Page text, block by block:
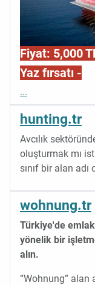
Fiyat: 5,000
Yaz fırsatı -
...
hunting.tr
Avcılık
oluşturmak mı
sınıf bir alan adı
wohnung.tr
Türkiye'de
yönelik bir
alın.
“Wohnung” alan